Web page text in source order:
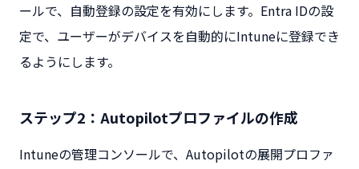
ールで、自動登録の設定を有効にします。Entra IDの設
定で、ユーザーがデバイスを自動的にIntuneに登録でき
るようにします。
ステップ2：Autopilotプロファイルの作成
Intuneの管理コンソールで、Autopilotの展開プロファ